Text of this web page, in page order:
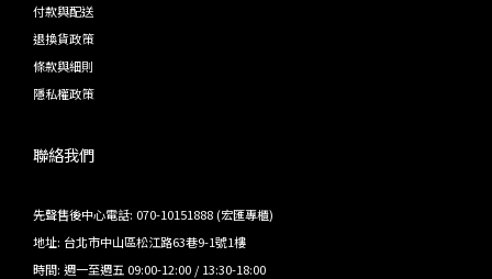
付款與配送
退換貨政策
條款與細則
隱私權政策
聯絡我們
先聲售後中心電話: 070-10151888 (宏匯專櫃)
地址: 台北市中山區松江路63巷9-1號1樓
時間: 週一至週五 09:00-12:00 / 13:30-18:00